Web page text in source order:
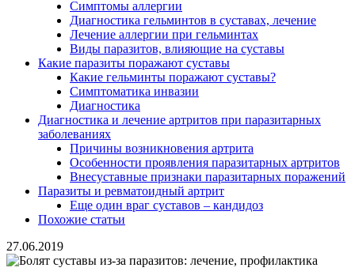
Симптомы аллергии
Диагностика гельминтов в суставах, лечение
Лечение аллергии при гельминтах
Виды паразитов, влияющие на суставы
Какие паразиты поражают суставы
Какие гельминты поражают суставы?
Симптоматика инвазии
Диагностика
Диагностика и лечение артритов при паразитарных
заболеваниях
Причины возникновения артрита
Особенности проявления паразитарных артритов
Внесуставные признаки паразитарных поражений
Паразиты и ревматоидный артрит
Еще один враг суставов – кандидоз
Похожие статьи
27.06.2019